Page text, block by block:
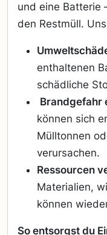
und eine Batterie
den Restmüll.
enthaltenen
schädliche
Brandgefahr
können sich
Mülltonnen
verursachen.
Ressourcen
Materialien,
können
So entsorgst du